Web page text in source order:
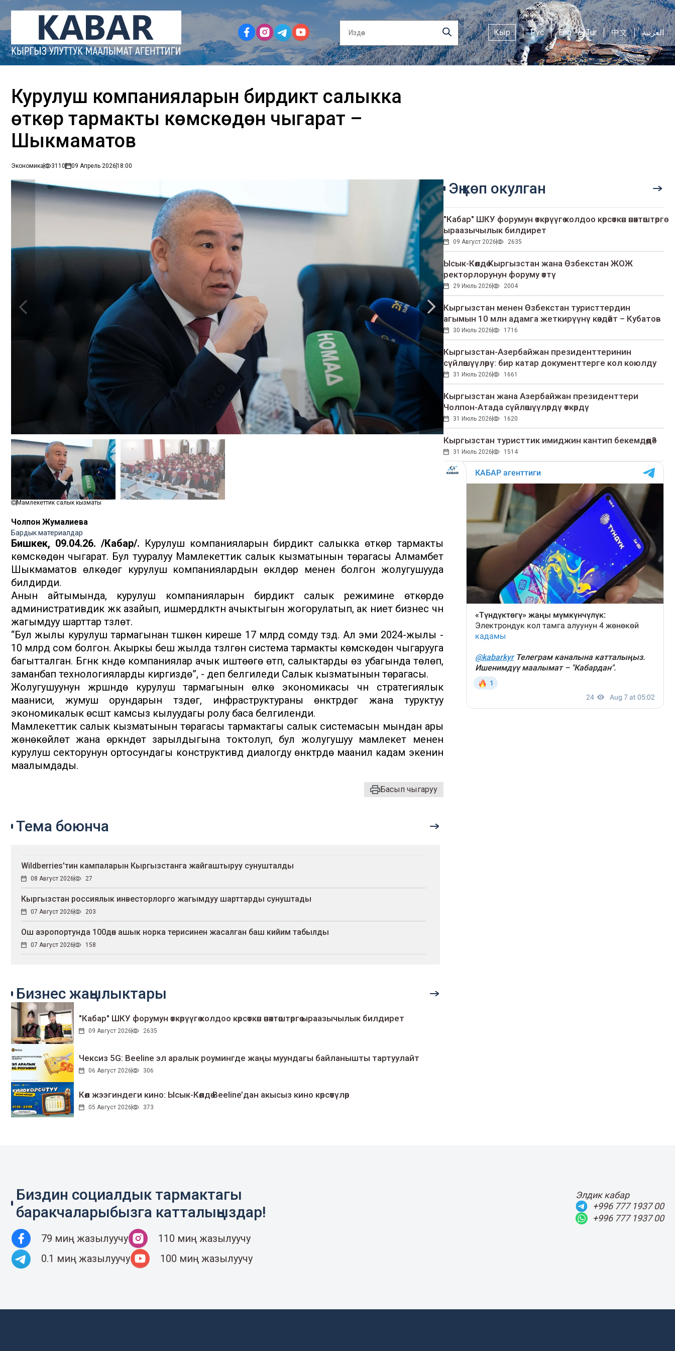
Кыр Рус Eng Tur 中文 العربية
Курулуш компанияларын бирдиктүү салыкка
өткөрүү тармакты көмүскөдөн чыгарат –
Шыкмаматов
Экономика 3110 09 Апрель 202618:00
Мамлекеттик салык кызматы
Чолпон Жумалиева
Бардык материалдар
Бишкек, 09.04.26. /Кабар/. Курулуш компанияларын бирдиктүү салыкка өткөрүү тармакты
көмүскөдөн чыгарат. Бул тууралуу Мамлекеттик салык кызматынын төрагасы Алмамбет
Шыкмаматов өлкөдөгү курулуш компаниялардын өкүлдөрү менен болгон жолугушууда
билдирди.
Анын айтымында, курулуш компанияларын бирдиктүү салык режимине өткөрүүдө
административдик жүк азайып, ишмердүүлүктүн ачыктыгын жогорулатып, ак ниет бизнес үчүн
жагымдуу шарттар түзүлөт.
“Бул жылы курулуш тармагынан түшкөн киреше 17 млрд сомду түздү. Ал эми 2024-жылы -
10 млрд сом болгон. Акыркы беш жылда түзүлгөн система тармакты көмүскөдөн чыгарууга
багытталган. Бүгүнкү күндө компаниялар ачык иштөөгө өтүп, салыктарды өз убагында төлөп,
заманбап технологияларды киргизүүдө”, - деп белгиледи Салык кызматынын төрагасы.
Жолугушуунун жүрүшүндө курулуш тармагынын өлкө экономикасы үчүн стратегиялык
мааниси, жумуш орундарын түзүүдөгү, инфраструктураны өнүктүрүүдөгү жана туруктуу
экономикалык өсүштү камсыз кылуудагы ролу баса белгиленди.
Мамлекеттик салык кызматынын төрагасы тармактагы салык системасын мындан ары
жөнөкөйлөтүү жана өркүндөтүү зарылдыгына токтолуп, бул жолугушуу мамлекет менен
курулуш секторунун ортосундагы конструктивдүү диалогду өнүктүрүүдө маанилүү кадам экенин
маалымдады.
Басып чыгаруу
Эң көп окулган
"Кабар" ШКУ форумун өткөрүүгө колдоо көрсөткөн өнөктөштөргө
ыраазычылык билдирет
09 Август 2026 2635
Ысык-Көлдө Кыргызстан жана Өзбекстан ЖОЖ
ректорлорунун форуму өттү
29 Июль 2026 2004
Кыргызстан менен Өзбекстан туристтердин
агымын 10 млн адамга жеткирүүнү көздөйт – Кубатов
30 Июль 2026 1716
Кыргызстан-Азербайжан президенттеринин
сүйлөшүүлөрү: бир катар документтерге кол коюлду
31 Июль 2026 1661
Кыргызстан жана Азербайжан президенттери
Чолпон-Атада сүйлөшүүлөрдү өткөрдү
31 Июль 2026 1620
Кыргызстан туристтик имиджин кантип бекемдөөдө?
31 Июль 2026 1514
Тема боюнча
Wildberries'тин кампаларын Кыргызстанга жайгаштыруу сунушталды
08 Август 2026 27
Кыргызстан россиялык инвесторлорго жагымдуу шарттарды сунуштады
07 Август 2026 203
Ош аэропортунда 100дөн ашык норка терисинен жасалган баш кийим табылды
07 Август 2026 158
Бизнес жаңылыктары
"Кабар" ШКУ форумун өткөрүүгө колдоо көрсөткөн өнөктөштөргө ыраазычылык билдирет
09 Август 2026 2635
Чексиз 5G: Beeline эл аралык роумингде жаңы муундагы байланышты тартуулайт
06 Август 2026 306
Көл жээгиндеги кино: Ысык-Көлдө Beeline’дан акысыз кино көрсөтүлөр
05 Август 2026 373
Биздин социалдык тармактагы
баракчаларыбызга катталыңыздар!
79 миң жазылуучу
110 миң жазылуучу
0.1 миң жазылуучу
100 миң жазылуучу
Элдик кабар
+996 777 1937 00
+996 777 1937 00